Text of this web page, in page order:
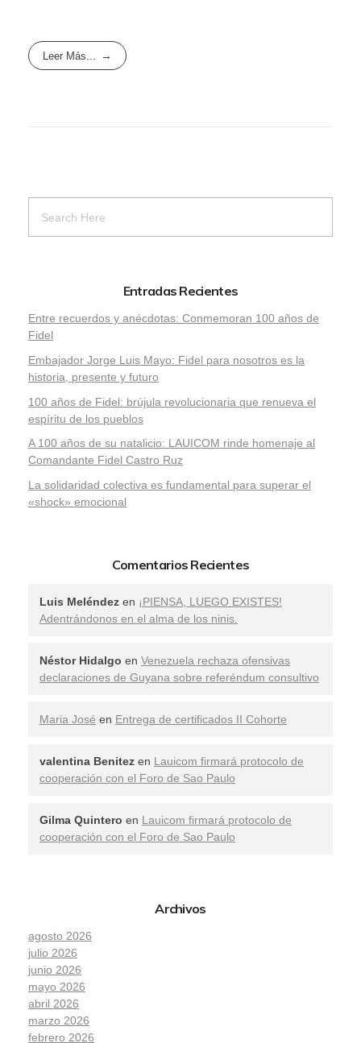
Leer Más...
Entradas Recientes
Entre recuerdos y anécdotas: Conmemoran 100 años de
Fidel
Embajador Jorge Luis Mayo: Fidel para nosotros es la
historia, presente y futuro
100 años de Fidel: brújula revolucionaria que renueva el
espíritu de los pueblos
A 100 años de su natalicio: LAUICOM rinde homenaje al
Comandante Fidel Castro Ruz
La solidaridad colectiva es fundamental para superar el
«shock» emocional
Comentarios Recientes
Luis Meléndez en ¡PIENSA, LUEGO EXISTES!
Adentrándonos en el alma de los ninis.
Néstor Hidalgo en Venezuela rechaza ofensivas
declaraciones de Guyana sobre referéndum consultivo
Maria José en Entrega de certificados II Cohorte
valentina Benitez en Lauicom firmará protocolo de
cooperación con el Foro de Sao Paulo
Gilma Quintero en Lauicom firmará protocolo de
cooperación con el Foro de Sao Paulo
Archivos
agosto 2026
julio 2026
junio 2026
mayo 2026
abril 2026
marzo 2026
febrero 2026